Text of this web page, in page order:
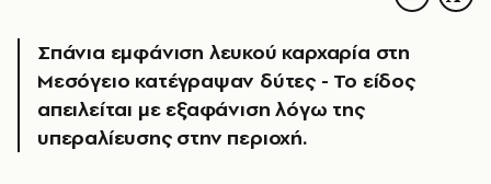
Σπάνια εμφάνιση λευκού καρχαρία στη
Μεσόγειο κατέγραψαν δύτες - Το είδος
απειλείται με εξαφάνιση λόγω της
υπεραλίευσης στην περιοχή.